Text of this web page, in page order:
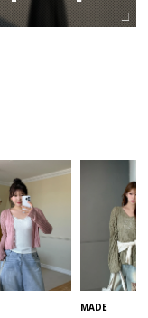
MADE